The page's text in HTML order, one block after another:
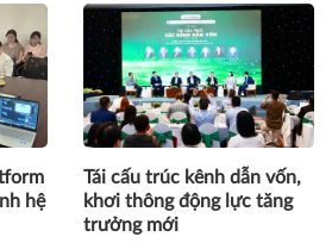
hệ
Tái cấu trúc kênh dẫn vốn,
khơi thông động lực tăng
trưởng mới